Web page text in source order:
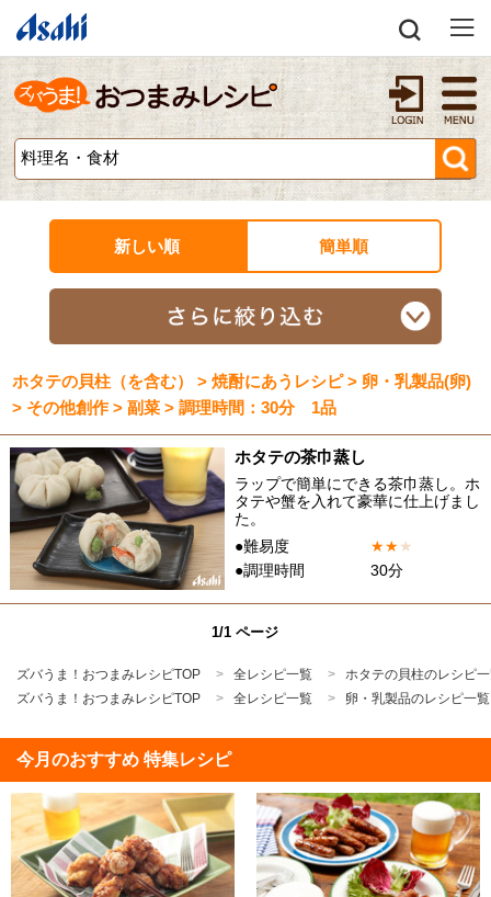
新しい順 簡単順
ホタテの貝柱（を含む） > 焼酎にあうレシピ > 卵・乳製品(卵)
> その他創作 > 副菜 > 調理時間：30分 1品
ホタテの茶巾蒸し
ラップで簡単にできる茶巾蒸し。ホ
タテや蟹を入れて豪華に仕上げまし
た。
●難易度
★★★
●調理時間
30分
1/1 ページ
ズバうま！おつまみレシピTOP 全レシピ一覧
ホタテの貝柱のレシピ
ズバうま！おつまみレシピTOP
全レシピ一覧 卵・乳製品のレシピ一覧
今月のおすすめ 特集レシピ